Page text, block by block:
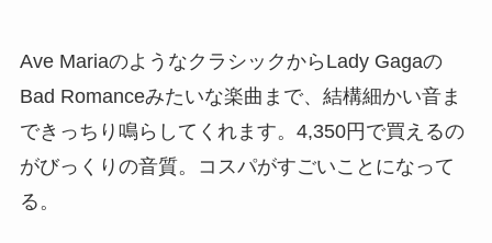
Ave MariaのようなクラシックからLady Gagaの
Bad Romanceみたいな楽曲まで、結構細かい音ま
できっちり鳴らしてくれます。4,350円で買えるの
がびっくりの音質。コスパがすごいことになって
る。